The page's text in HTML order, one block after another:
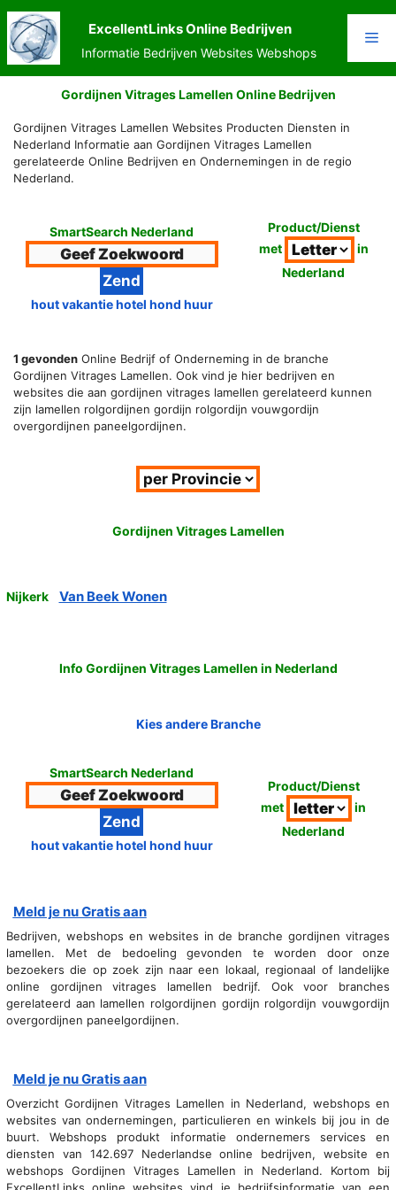
Ga
naar
de
inhoud
ExcellentLinks Online Bedrijven
Informatie Bedrijven Websites Webshops
Gordijnen Vitrages Lamellen Online Bedrijven
Gordijnen Vitrages Lamellen Websites Producten Diensten in
Nederland Informatie aan Gordijnen Vitrages Lamellen
gerelateerde Online Bedrijven en Ondernemingen in de regio
Nederland.
SmartSearch Nederland
hout vakantie hotel hond huur
Product/Dienst
met
in
Nederland
1 gevonden Online Bedrijf of Onderneming in de branche
Gordijnen Vitrages Lamellen. Ook vind je hier bedrijven en
websites die aan gordijnen vitrages lamellen gerelateerd kunnen
zijn lamellen rolgordijnen gordijn rolgordijn vouwgordijn
overgordijnen paneelgordijnen.
Gordijnen Vitrages Lamellen
Nijkerk Van Beek Wonen
Info Gordijnen Vitrages Lamellen in Nederland
Kies andere Branche
SmartSearch Nederland
hout vakantie hotel hond huur
Product/Dienst
met
in
Nederland
Meld je nu Gratis aan
Bedrijven, webshops en websites in de branche gordijnen vitrages
lamellen. Met de bedoeling gevonden te worden door onze
bezoekers die op zoek zijn naar een lokaal, regionaal of landelijke
online gordijnen vitrages lamellen bedrijf. Ook voor branches
gerelateerd aan lamellen rolgordijnen gordijn rolgordijn vouwgordijn
overgordijnen paneelgordijnen.
Meld je nu Gratis aan
Overzicht Gordijnen Vitrages Lamellen in Nederland, webshops en
websites van ondernemingen, particulieren en winkels bij jou in de
buurt. Webshops produkt informatie ondernemers services en
diensten van 142.697 Nederlandse online bedrijven, website en
webshops Gordijnen Vitrages Lamellen in Nederland. Kortom bij